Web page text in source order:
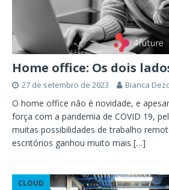
Home office: Os dois
27 de setembro de 2023 Bianca
O home office não é novidade, e
força com a pandemia de COVID 19,
muitas possibilidades de trabalho
escritórios ganhou muito mais […]
CLOUD